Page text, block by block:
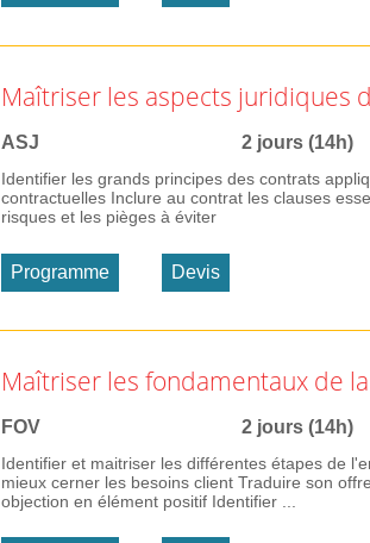
Maîtriser les aspects juridiques
ASJ 2 jours (14h)
Identifier les grands principes des contrats
contractuelles Inclure au contrat les clauses
risques et les pièges à éviter
Programme Devis
Maîtriser les fondamentaux de
FOV 2 jours (14h)
Identifier et maitriser les différentes étapes de
mieux cerner les besoins client Traduire son
objection en élément positif Identifier ...